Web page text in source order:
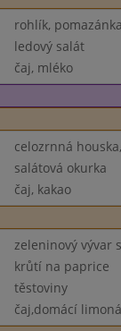
rohlík,
ledový salát
čaj, mléko
celozrnná
salátová okurka
čaj, kakao
zeleninový vývar
krůtí na paprice
těstoviny
čaj,domácí